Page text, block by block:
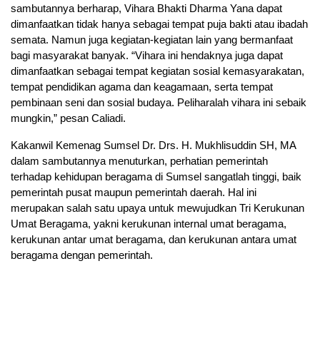
sambutannya berharap, Vihara Bhakti Dharma Yana dapat
dimanfaatkan tidak hanya sebagai tempat puja bakti atau ibadah
semata. Namun juga kegiatan-kegiatan lain yang bermanfaat
bagi masyarakat banyak. “Vihara ini hendaknya juga dapat
dimanfaatkan sebagai tempat kegiatan sosial kemasyarakatan,
tempat pendidikan agama dan keagamaan, serta tempat
pembinaan seni dan sosial budaya. Peliharalah vihara ini sebaik
mungkin,” pesan Caliadi.
Kakanwil Kemenag Sumsel Dr. Drs. H. Mukhlisuddin SH, MA
dalam sambutannya menuturkan, perhatian pemerintah
terhadap kehidupan beragama di Sumsel sangatlah tinggi, baik
pemerintah pusat maupun pemerintah daerah. Hal ini
merupakan salah satu upaya untuk mewujudkan Tri Kerukunan
Umat Beragama, yakni kerukunan internal umat beragama,
kerukunan antar umat beragama, dan kerukunan antara umat
beragama dengan pemerintah.